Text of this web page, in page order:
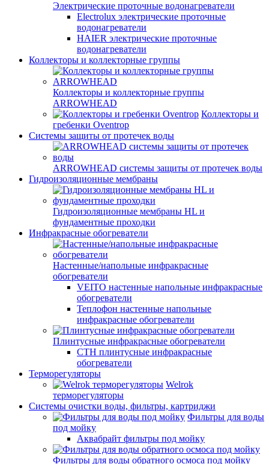
Электрические проточные водонагреватели
Electrolux электрические проточные
водонагреватели
HAIER электрические проточные
водонагреватели
Коллекторы и коллекторные группы
Коллекторы и коллекторные группы
ARROWHEAD
Коллекторы и
гребенки Oventrop
Системы защиты от протечек воды
ARROWHEAD системы защиты от протечек воды
Гидроизоляционные мембраны
Гидроизоляционные мембраны HL и
фундаментные проходки
Инфракрасные обогреватели
Настенные/напольные инфракрасные
обогреватели
VEITO настенные напольные инфракрасные
обогреватели
Теплофон настенные напольные
инфракрасные обогреватели
Плинтусные инфракрасные обогреватели
СТН плинтусные инфракрасные
обогреватели
Терморегуляторы
Welrok
терморегуляторы
Системы очистки воды, фильтры, картриджи
Фильтры для воды
под мойку
Аквабрайт фильтры под мойку
Фильтры для воды обратного осмоса под мойку